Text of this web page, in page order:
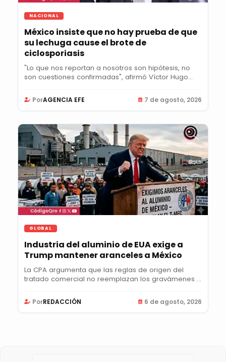
NACIONAL
México insiste que no hay prueba de que
su lechuga cause el brote de
ciclosporiasis
"Lo que nos reportan a nosotros son hipótesis, no
son cuestiones confirmadas", afirmó Víctor Hugo...
PorAGENCIA EFE 7 de agosto, 2026
GLOBAL
Industria del aluminio de EUA exige a
Trump mantener aranceles a México
La CPA argumenta que las reglas de origen del
tratado comercial no reemplazan los gravámenes y
PorREDACCIÓN 6 de agosto, 2026